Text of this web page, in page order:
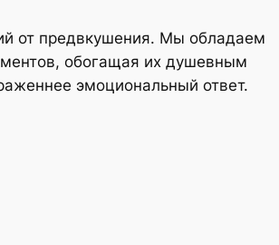
от предвкушения. Мы обладаем
обогащая их душевным
эмоциональный ответ.